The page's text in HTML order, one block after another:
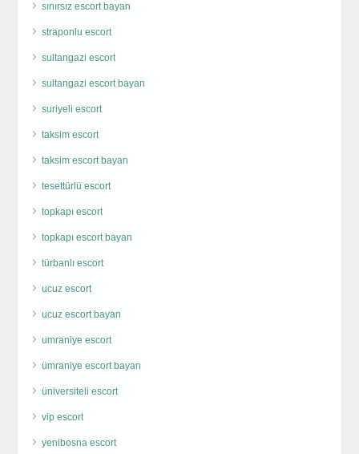
sınırsız escort bayan
straponlu escort
sultangazi escort
sultangazi escort bayan
suriyeli escort
taksim escort
taksim escort bayan
tesettürlü escort
topkapı escort
topkapı escort bayan
türbanlı escort
ucuz escort
ucuz escort bayan
umraniye escort
ümraniye escort bayan
üniversiteli escort
vip escort
yenibosna escort